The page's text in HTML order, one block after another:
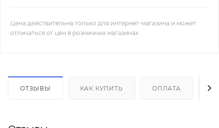
Цена действительна только для интернет-магазина и может
отличаться от цен в розничных магазинах
ОТЗЫВЫ КАК КУПИТЬ ОПЛАТА